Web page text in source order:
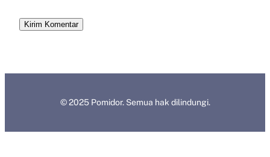
© 2025 Pomidor. Semua hak dilindungi.